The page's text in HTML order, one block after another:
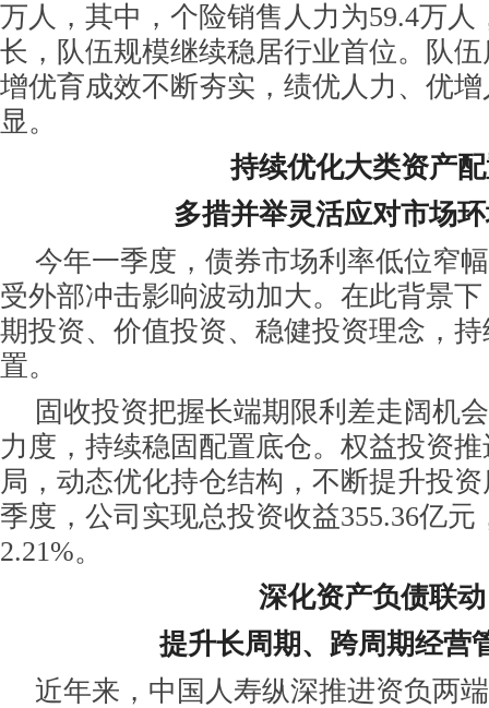
万人，其中，个险销售人力为59.4万人
长，队伍规模继续稳居行业首位。队
增优育成效不断夯实，绩优人力、优
显。
持续优化大类资产
多措并举灵活应对市场
今年一季度，债券市场利率低位窄
受外部冲击影响波动加大。在此背景
期投资、价值投资、稳健投资理念，
置。
固收投资把握长端期限利差走阔机
力度，持续稳固配置底仓。权益投资
局，动态优化持仓结构，不断提升投
季度，公司实现总投资收益355.36亿
2.21%。
深化资产负债联动
提升长周期、跨周期经营
近年来，中国人寿纵深推进资负两